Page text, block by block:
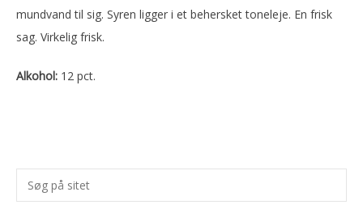
mundvand til sig. Syren ligger i et behersket toneleje. En frisk
sag. Virkelig frisk.
Alkohol: 12 pct.
Primær
Sidebar
Søg
på